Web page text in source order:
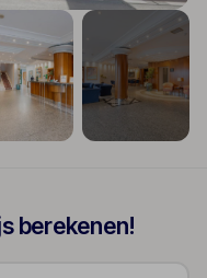
berekenen!